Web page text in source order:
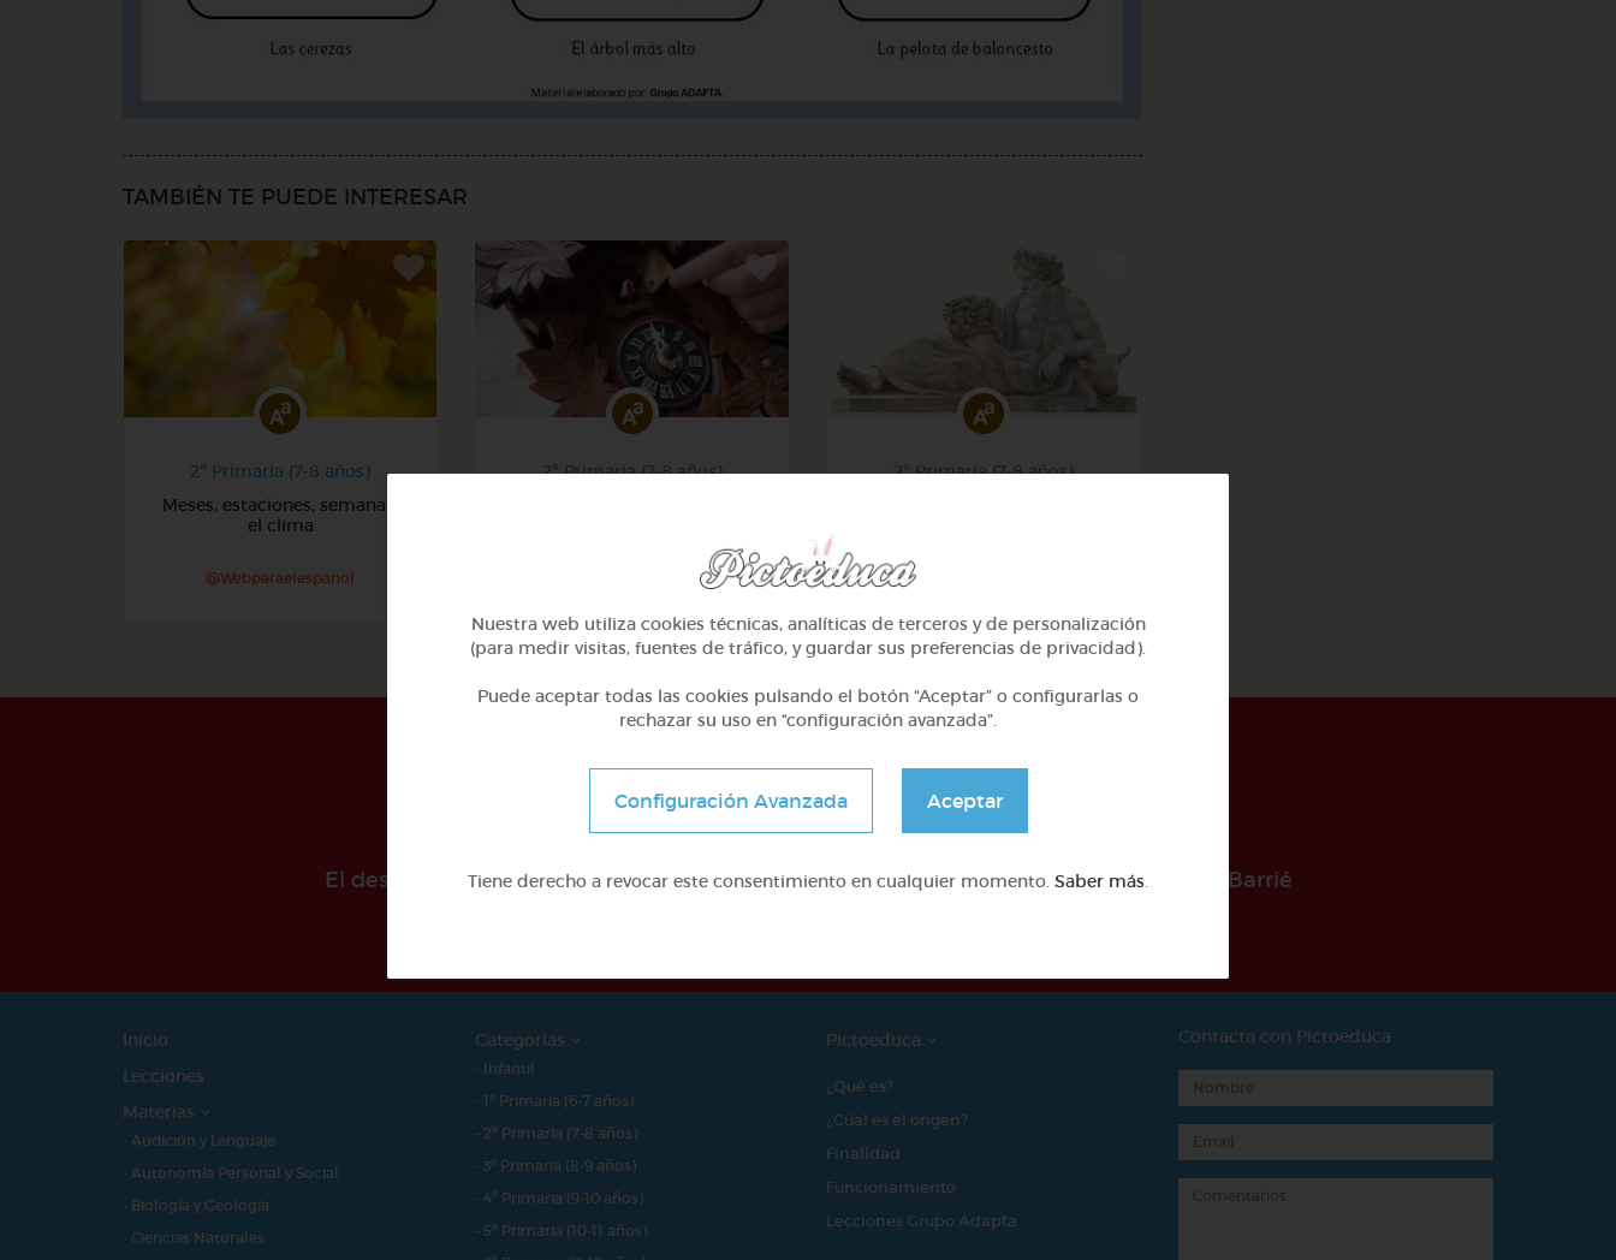
TAMBIÉN TE PUEDE INTERESAR
2º Primaria (7-8 años)
Meses, estaciones, semana y
el clima
@Webparaelespanol
2º Primaria (7-8 años)
@Webparaelespanol
2º Primaria (7-8 años)
@Webparaelespanol
El desarollo de este proyecto ha sido posible gracias al mecenazgo de la Fundación Barrié
Inicio
Lecciones
Materias
- Audición y Lenguaje
- Autonomía Personal y Social
- Biología y Geología
- Ciencias Naturales
Categorías
- Infantil
- 1º Primaria (6-7 años)
- 2º Primaria (7-8 años)
- 3º Primaria (8-9 años)
- 4º Primaria (9-10 años)
- 5º Primaria (10-11 años)
Pictoeduca
¿Qué es?
¿Cúal es el origen?
Finalidad
Funcionamiento
Lecciones Grupo Adapta
Contacta con Pictoeduca
Nuestra web utiliza cookies técnicas, analíticas de terceros y de personalización
(para medir visitas, fuentes de tráfico, y guardar sus preferencias de privacidad).
Puede aceptar todas las cookies pulsando el botón “Aceptar” o configurarlas o
rechazar su uso en “configuración avanzada”.
Configuración Avanzada Aceptar
Tiene derecho a revocar este consentimiento en cualquier momento. Saber más.